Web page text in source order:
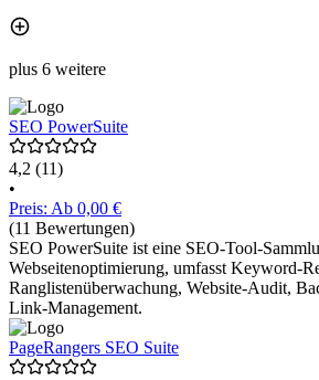
plus 6 weitere
SEO PowerSuite
4,2 (11)
•
Preis: Ab 0,00 €
(11 Bewertungen)
SEO PowerSuite ist eine SEO-Tool-
Webseitenoptimierung, umfasst Keyword-
Ranglistenüberwachung, Website-Audit,
Link-Management.
PageRangers SEO Suite